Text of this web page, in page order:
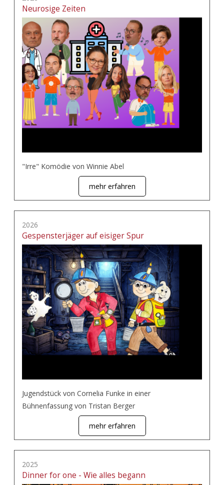
Neurosige Zeiten
"Irre" Komödie von Winnie Abel
mehr erfahren
2026
Gespensterjäger auf eisiger Spur
Jugendstück von Cornelia Funke in einer
Bühnenfassung von Tristan Berger
mehr erfahren
2025
Dinner for one - Wie alles begann